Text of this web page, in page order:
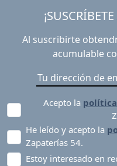
Al suscribirte
acumulable
Acepto la
He leído y acepto la
Zapaterías 54.
Estoy interesado en